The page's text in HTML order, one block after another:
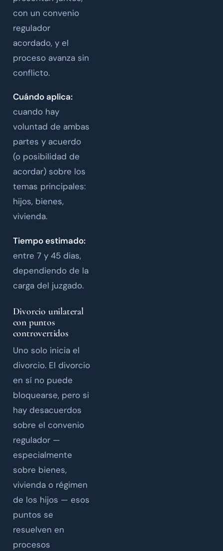
con un convenio
regulador
acordado, y el
proceso avanza sin
conflicto.
Cuándo aplica:
cuando hay
voluntad de ambas
partes y acuerdo
(o posibilidad de
acordar) sobre los
temas principales:
hijos, bienes,
vivienda.
Tiempo estimado:
entre 7 y 45 dias,
dependiendo de la
carga del juzgado.
Divorcio unilateral
con puntos
controvertidos
Uno solo inicia el
divorcio. El divorcio
en sí no puede
bloquearse, pero si
hay desacuerdos
sobre el convenio
regulador —
especialmente
sobre bienes,
vivienda o régimen
de los hijos — esos
puntos se
resuelven en
procesos